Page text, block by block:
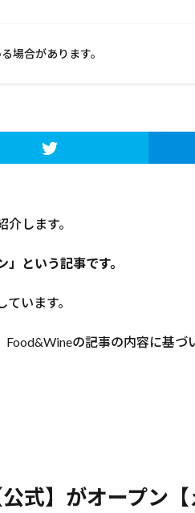
場合があります。
します。
という記事です。
います。
Food&Wineの記事の内容に基づ
式】がオープン